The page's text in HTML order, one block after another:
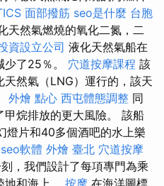
面部撥筋 seo是什麼 台胞
天然氣燃燒的氧化二氮，二
資設立公司 液化天然氣船在
了25％。 穴道按摩課程 該
然氣（LNG）運行的，該天
外燴 點心 西屯體態調整 同
烷排放的更大風險。 該船
燈片和40多個酒吧的水上樂
seo軟體 外燴 臺北 穴道按摩
，我們設計了每項專門為乘
和海上。 按摩 在海洋圖標